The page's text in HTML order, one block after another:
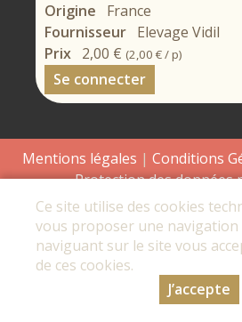
Origine
France
Fournisseur Elevage Vidil
Prix 2,00 € (2,00 €/ p)
Se connecter
Mentions légales | Conditions
Protection des données
© Copyright 2026 - EARL les
réservés - Conception :
Ce site utilise des cookies
vous proposer une navigation
naviguant sur le site vous
de ces cookies.
J’accepte